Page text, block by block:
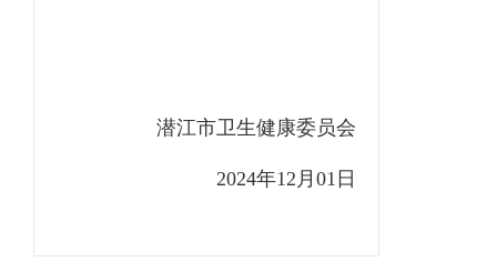
潜江市卫生健康委员会
2024年12 月 01 日